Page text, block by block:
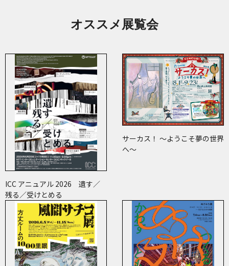
オススメ展覧会
ICC アニュアル 2026 遺す／
残る／受けとめる
サーカス！ ～ようこそ夢の世界
へ～